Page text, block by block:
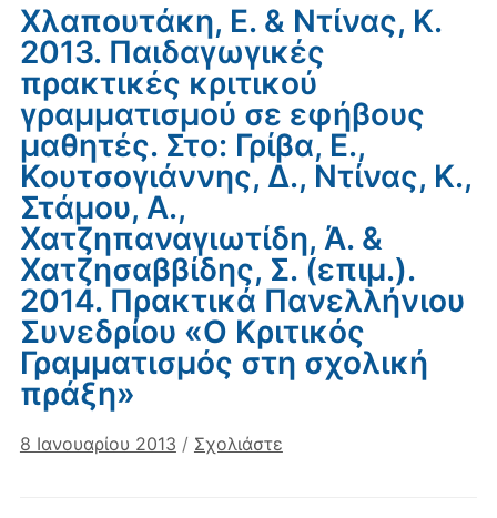
Χλαπουτάκη, Ε. & Ντίνας, Κ.
2013. Παιδαγωγικές
πρακτικές κριτικού
γραμματισμού σε εφήβους
μαθητές. Στο: Γρίβα, Ε.,
Κουτσογιάννης, Δ., Ντίνας, Κ.,
Στάμου, Α.,
Χατζηπαναγιωτίδη, Ά. &
Χατζησαββίδης, Σ. (επιμ.).
2014. Πρακτικά Πανελλήνιου
Συνεδρίου «Ο Κριτικός
Γραμματισμός στη σχολική
πράξη»
8 Ιανουαρίου 2013 / Σχολιάστε